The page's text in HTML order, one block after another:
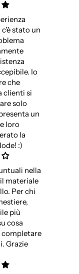
stato un
Io
che
clienti si
solo
un
loro
la
:)
nella
materiale
Per chi
più
cosa
completare
Grazie